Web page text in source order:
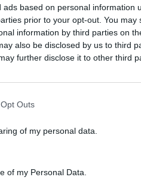
based on personal information
prior to your opt-out. You
information by third parties on
also be disclosed by us to third
further disclose it to other third
Outs
of my personal data.
of my Personal Data.